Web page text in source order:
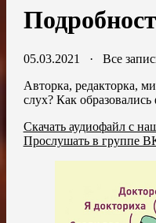
05.03.2021 · Все
Авторка, редакторка,
слух? Как
Скачать аудиофайл с
Прослушать в группе